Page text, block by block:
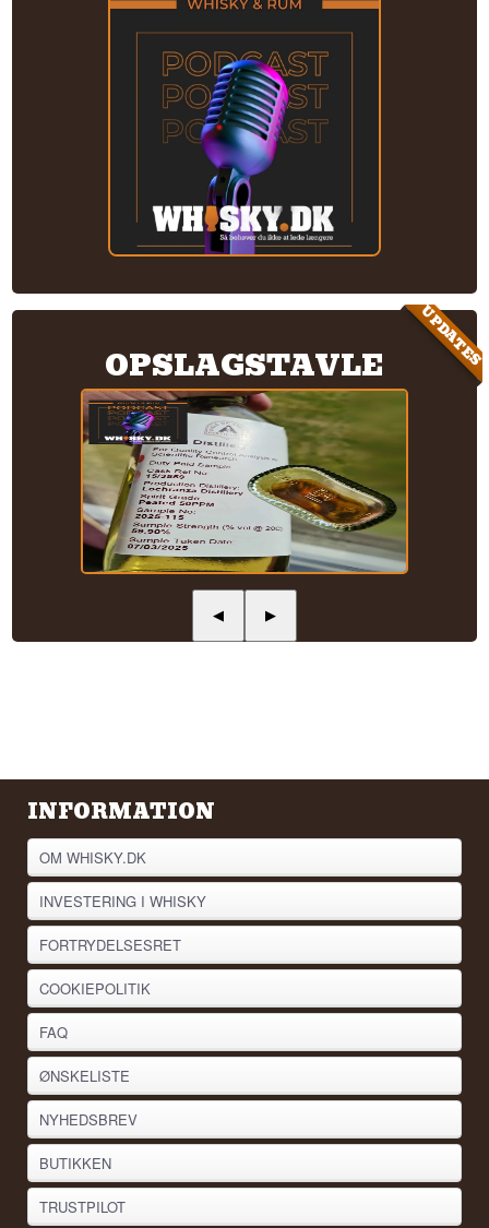
UPDATES
OPSLAGSTAVLE
◀ ▶
INFORMATION
OM WHISKY.DK
INVESTERING I WHISKY
FORTRYDELSESRET
COOKIEPOLITIK
FAQ
ØNSKELISTE
NYHEDSBREV
BUTIKKEN
TRUSTPILOT